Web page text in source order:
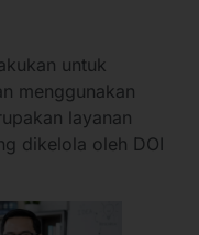
untuk
menggunakan
layanan
dikelola oleh DOI